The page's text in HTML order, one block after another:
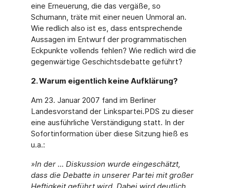
eine Erneuerung, die das vergäße, so
Schumann, träte mit einer neuen Unmoral an.
Wie redlich also ist es, dass entsprechende
Aussagen im Entwurf der programmatischen
Eckpunkte vollends fehlen? Wie redlich wird die
gegenwärtige Geschichtsdebatte geführt?
2. Warum eigentlich keine Aufklärung?
Am 23. Januar 2007 fand im Berliner
Landesvorstand der Linkspartei.PDS zu dieser
eine ausführliche Verständigung statt. In der
Sofortinformation über diese Sitzung hieß es
u.a.:
»In der ... Diskussion wurde eingeschätzt,
dass die Debatte in unserer Partei mit großer